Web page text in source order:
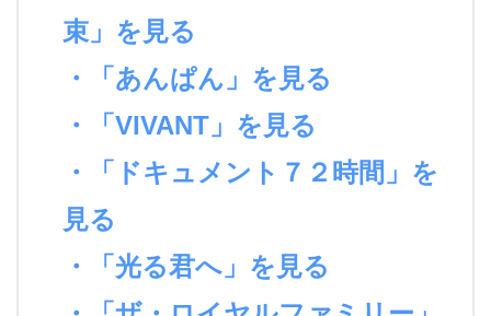
束」を見る
・「あんぱん」を見る
・「VIVANT」を見る
・「ドキュメント７２時間」を
見る
・「光る君へ」を見る